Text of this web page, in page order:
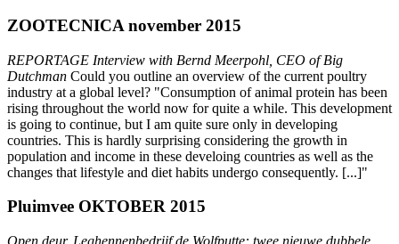
ZOOTECNICA november 2015
REPORTAGE Interview with Bernd Meerpohl, CEO of Big
Dutchman Could you outline an overview of the current poultry
industry at a global level? "Consumption of animal protein has been
rising throughout the world now for quite a while. This development
is going to continue, but I am quite sure only in developing
countries. This is hardly surprising considering the growth in
population and income in these develoing countries as well as the
changes that lifestyle and diet habits undergo consequently. [...]"
Pluimvee OKTOBER 2015
Open deur. Leghennenbedrijf de Wolfputte: twee nieuwe dubbele